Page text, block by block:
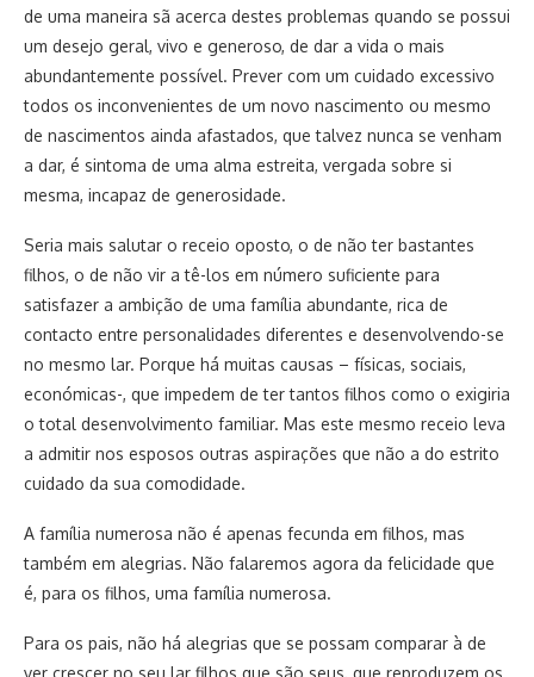
de uma maneira sã acerca destes problemas quando se possui
um desejo geral, vivo e generoso, de dar a vida o mais
abundantemente possível. Prever com um cuidado excessivo
todos os inconvenientes de um novo nascimento ou mesmo
de nascimentos ainda afastados, que talvez nunca se venham
a dar, é sintoma de uma alma estreita, vergada sobre si
mesma, incapaz de generosidade.
Seria mais salutar o receio oposto, o de não ter bastantes
filhos, o de não vir a tê-los em número suficiente para
satisfazer a ambição de uma família abundante, rica de
contacto entre personalidades diferentes e desenvolvendo-se
no mesmo lar. Porque há muitas causas – físicas, sociais,
económicas-, que impedem de ter tantos filhos como o exigiria
o total desenvolvimento familiar. Mas este mesmo receio leva
a admitir nos esposos outras aspirações que não a do estrito
cuidado da sua comodidade.
A família numerosa não é apenas fecunda em filhos, mas
também em alegrias. Não falaremos agora da felicidade que
é, para os filhos, uma família numerosa.
Para os pais, não há alegrias que se possam comparar à de
ver crescer no seu lar filhos que são seus, que reproduzem os